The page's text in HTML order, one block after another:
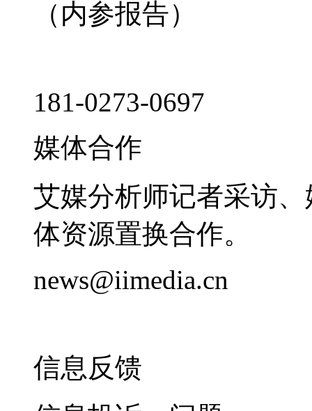
（内参报告）
181-0273-0697
媒体合作
艾媒分析师记者采访
体资源置换合作。
news@iimedia.cn
信息反馈